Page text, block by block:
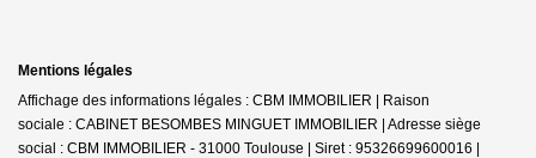
Mentions légales
Affichage des informations légales : CBM IMMOBILIER | Raison
sociale : CABINET BESOMBES MINGUET IMMOBILIER | Adresse siège
social : CBM IMMOBILIER - 31000 Toulouse | Siret : 95326699600016 |